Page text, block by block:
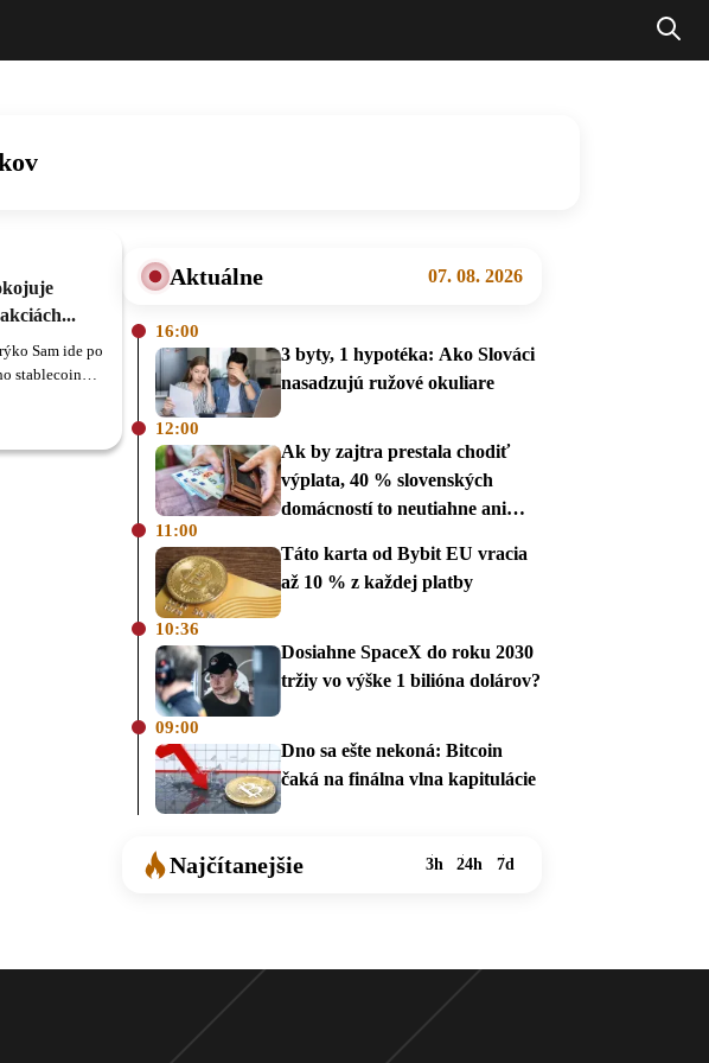
Sam ide po
stablecoinu •
zima” na
a
Aktuálne 07. 08. 2026
16:00
3 byty, 1 hypotéka: Ako Slováci
nasadzujú ružové okuliare
12:00
Ak by zajtra prestala chodiť
výplata, 40 % slovenských
domácností to neutiahne ani
11:00
Táto karta od Bybit EU vracia
až 10 % z každej platby
10:36
Dosiahne SpaceX do roku 2030
tržiy vo výške 1 bilióna dolárov?
09:00
Dno sa ešte nekoná: Bitcoin
čaká na finálna vlna kapitulácie
Najčítanejšie 3h 24h 7d